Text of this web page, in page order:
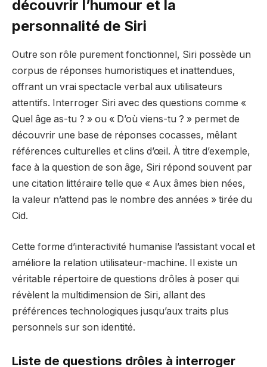
découvrir l’humour et la
personnalité de Siri
Outre son rôle purement fonctionnel, Siri possède un
corpus de réponses humoristiques et inattendues,
offrant un vrai spectacle verbal aux utilisateurs
attentifs. Interroger Siri avec des questions comme «
Quel âge as-tu ? » ou « D’où viens-tu ? » permet de
découvrir une base de réponses cocasses, mêlant
références culturelles et clins d’œil. À titre d’exemple,
face à la question de son âge, Siri répond souvent par
une citation littéraire telle que « Aux âmes bien nées,
la valeur n’attend pas le nombre des années » tirée du
Cid.
Cette forme d’interactivité humanise l’assistant vocal et
améliore la relation utilisateur-machine. Il existe un
véritable répertoire de questions drôles à poser qui
révèlent la multidimension de Siri, allant des
préférences technologiques jusqu’aux traits plus
personnels sur son identité.
Liste de questions drôles à interroger